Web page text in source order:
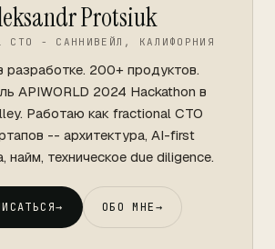
Protsiuk
CTO - САННИВЕЙЛ, КАЛИФОРНИЯ
разработке. 200+ продуктов.
APIWORLD 2024 Hackathon в
Работаю как fractional CTO
-- архитектура, AI-first
найм, техническое due diligence.
→ ОБО МНЕ→